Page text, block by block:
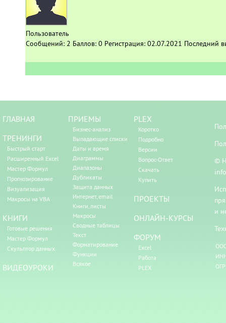
Пользователь
Сообщений: 2 Баллов: 0 Регистрация: 02.07.2021 Последний
ГЛАВНАЯ
ТРЕНИНГИ
Быстрый старт
Расширенный Excel
Мастер Формул
Прогнозирование
Визуализация
Макросы на VBA
КНИГИ
Готовые решения
Мастер Формул
Скульптор данных
ВИДЕОУРОКИ
ПРИЕМЫ
Бизнес-анализ
Выпадающие списки
Даты и время
Диаграммы
Диапазоны
Дубликаты
Защита данных
Интернет, email
Книги, листы
Макросы
Сводные таблицы
Текст
Форматирование
Функции
Всякое
PLEX
Коротко
Подробно
Версии
Вопрос-Ответ
Скачать
Купить
ПРОЕКТЫ
ОНЛАЙН-КУРСЫ
ФОРУМ
Excel
Работа
PLEX
©
и